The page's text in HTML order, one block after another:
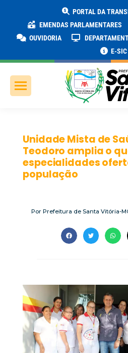
PORTAL DA
EMENDAS PARLAMENTARES
OUVIDORIA
E-SIC
Unidade Mista de
Teodoro amplia o
especialidades
população
PorPrefeitura de Santa Vitória-